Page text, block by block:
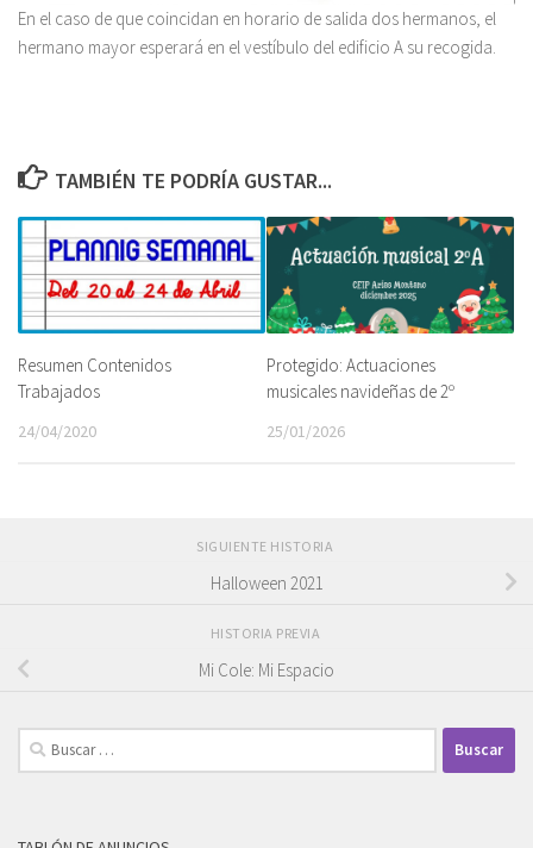
En el caso de que coincidan en horario de salida dos hermanos, el
hermano mayor esperará en el vestíbulo del edificio A su recogida.
TAMBIÉN TE PODRÍA GUSTAR...
Resumen Contenidos
Trabajados
24/04/2020
Protegido: Actuaciones
musicales navideñas de 2º
25/01/2026
SIGUIENTE HISTORIA
Halloween 2021
HISTORIA PREVIA
Mi Cole: Mi Espacio
Buscar: